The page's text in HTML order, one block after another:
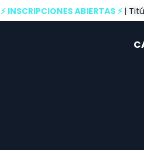
⚡ INSCRIPCIONES ABIERTAS ⚡ |